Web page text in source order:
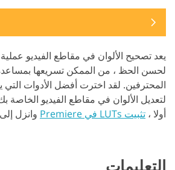
يعد تصحيح الألوان في مقاطع الفيديو
لحسن الحظ ، من الممكن تسريعها
المحترفين. لقد اخترت أفضل الأدوات التي
لتعديل الألوان في مقاطع الفيديو
أولا ، تثبيت LUTs في Premiere وانزل